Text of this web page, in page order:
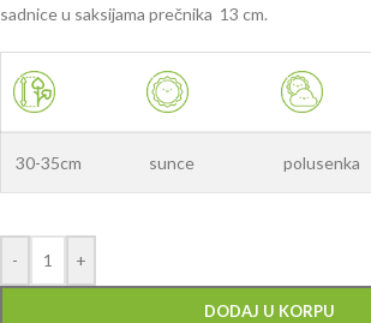
sadnice u saksijama prečnika 13 cm.
30-35cm sunce polusenka
- +
DODAJ U KORPU